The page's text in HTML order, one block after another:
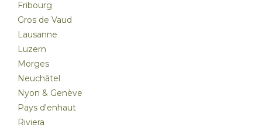
Fribourg
Gros de Vaud
Lausanne
Luzern
Morges
Neuchâtel
Nyon & Genève
Pays d'enhaut
Riviera